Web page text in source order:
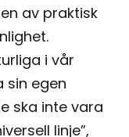
av praktisk
i vår
sin egen
ska inte vara
linje”,